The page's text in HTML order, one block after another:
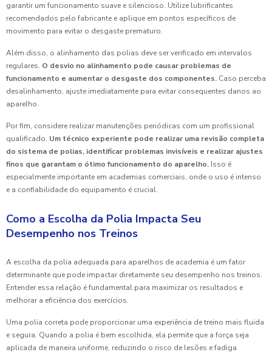
garantir um funcionamento suave e silencioso. Utilize lubrificantes
recomendados pelo fabricante e aplique em pontos específicos de
movimento para evitar o desgaste prematuro.
Além disso, o alinhamento das polias deve ser verificado em intervalos
regulares. O desvio no alinhamento pode causar problemas de
funcionamento e aumentar o desgaste dos componentes. Caso perceba
desalinhamento, ajuste imediatamente para evitar consequentes danos ao
aparelho.
Por fim, considere realizar manutenções periódicas com um profissional
qualificado. Um técnico experiente pode realizar uma revisão completa
do sistema de polias, identificar problemas invisíveis e realizar ajustes
finos que garantam o ótimo funcionamento do aparelho. Isso é
especialmente importante em academias comerciais, onde o uso é intenso
e a confiabilidade do equipamento é crucial.
Como a Escolha da Polia Impacta Seu
Desempenho nos Treinos
A escolha da polia adequada para aparelhos de academia é um fator
determinante que pode impactar diretamente seu desempenho nos treinos.
Entender essa relação é fundamental para maximizar os resultados e
melhorar a eficiência dos exercícios.
Uma polia correta pode proporcionar uma experiência de treino mais fluida
e segura. Quando a polia é bem escolhida, ela permite que a força seja
aplicada de maneira uniforme, reduzindo o risco de lesões e fadiga